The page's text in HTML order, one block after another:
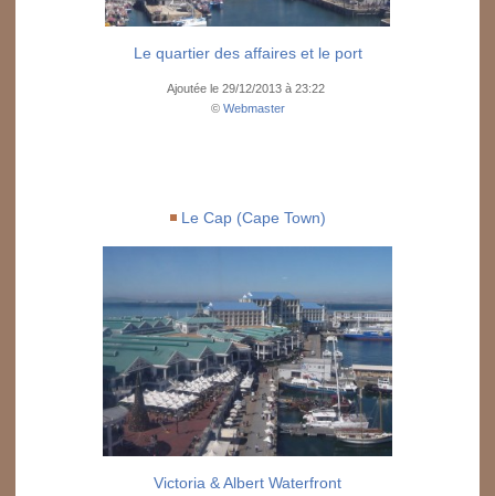
Le quartier des affaires et le port
Ajoutée le 29/12/2013 à 23:22
© Webmaster
Le Cap (Cape Town)
Victoria & Albert Waterfront